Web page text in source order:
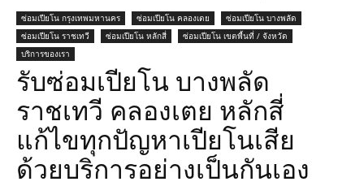
ซ่อมเปียโน กรุงเทพมหานคร ซ่อมเปียโน คลองเตย
ซ่อมเปียโน บางพลัด
ซ่อมเปียโน ราชเทวี
ซ่อมเปียโน หลักสี่
ซ่อมเปียโน เขตพื้นที่ / จังหวัด
บริการของเรา
รับซ่อมเปียโน บางพลัด
ราชเทวี คลองเตย หลักสี่
แก้ไขทุกปัญหาเปียโนเสีย
ด้วยบริการอย่างเป็นกันเอง